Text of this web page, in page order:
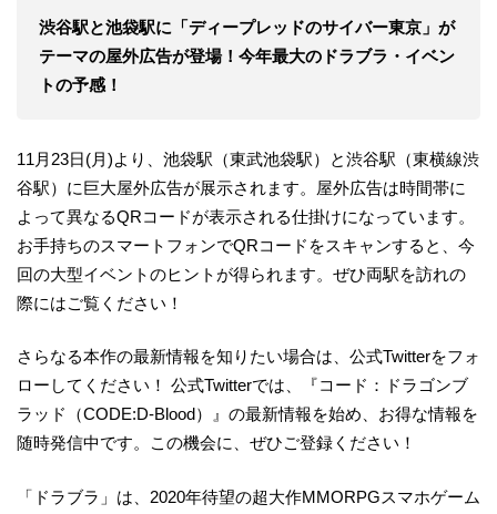
渋谷駅と池袋駅に「ディープレッドのサイバー東京」が
テーマの屋外広告が登場！今年最大のドラブラ・イベン
トの予感！
11月23日(月)より、池袋駅（東武池袋駅）と渋谷駅（東横線渋
谷駅）に巨大屋外広告が展示されます。屋外広告は時間帯に
よって異なるQRコードが表示される仕掛けになっています。
お手持ちのスマートフォンでQRコードをスキャンすると、今
回の大型イベントのヒントが得られます。ぜひ両駅を訪れの
際にはご覧ください！
さらなる本作の最新情報を知りたい場合は、公式Twitterをフォ
ローしてください！ 公式Twitterでは、『コード：ドラゴンブ
ラッド（CODE:D-Blood）』の最新情報を始め、お得な情報を
随時発信中です。この機会に、ぜひご登録ください！
「ドラブラ」は、2020年待望の超大作MMORPGスマホゲーム